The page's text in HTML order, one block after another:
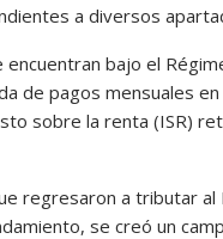
a diversos
bajo el
de pagos mensuales
sobre la renta (ISR)
regresaron a tributar al
se creó un